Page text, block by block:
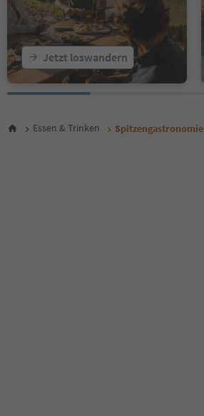
Jetzt loswandern
Essen & Trinken Spitzengastronomie